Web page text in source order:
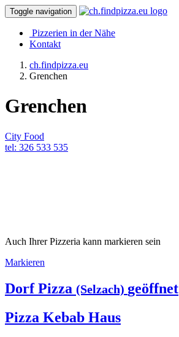
Toggle navigation
Pizzerien in der Nähe
Kontakt
ch.findpizza.eu
Grenchen
Grenchen
City Food
tel: 326 533 535
Auch Ihrer Pizzeria kann markieren sein
Markieren
Dorf Pizza (Selzach) geöffnet
Pizza Kebab Haus